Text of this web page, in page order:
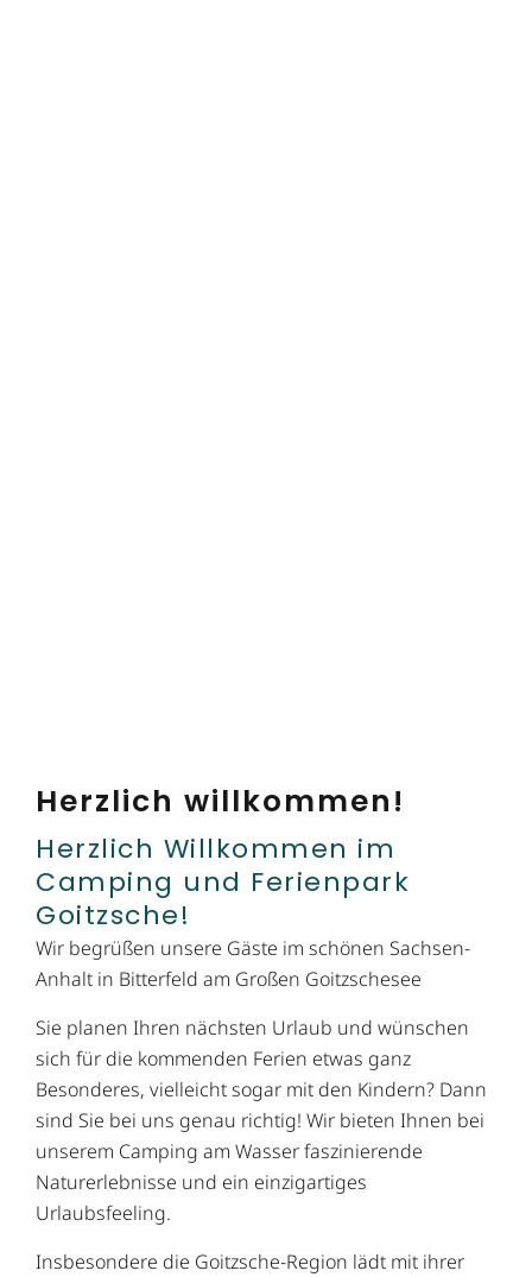
Herzlich willkommen!
Herzlich Willkommen im
Camping und Ferienpark
Goitzsche!
Wir begrüßen unsere Gäste im schönen Sachsen-
Anhalt in Bitterfeld am Großen Goitzschesee
Sie planen Ihren nächsten Urlaub und wünschen
sich für die kommenden Ferien etwas ganz
Besonderes, vielleicht sogar mit den Kindern? Dann
sind Sie bei uns genau richtig! Wir bieten Ihnen bei
unserem Camping am Wasser faszinierende
Naturerlebnisse und ein einzigartiges
Urlaubsfeeling.
Insbesondere die Goitzsche-Region lädt mit ihrer